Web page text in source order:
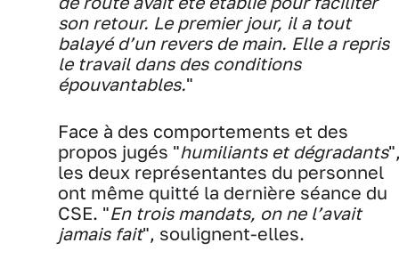
son retour. Le premier jour, il a tout
balayé d’un revers de main. Elle a repris
le travail dans des conditions
épouvantables."
Face à des comportements et des
propos jugés "humiliants et dégradants
les deux représentantes du personnel
ont même quitté la dernière séance du
CSE. "En trois mandats, on ne l’avait
jamais fait", soulignent-elles.